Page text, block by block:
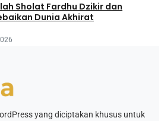
Sholat Fardhu Dzikir dan
Dunia Akhirat
yang diciptakan khusus untuk